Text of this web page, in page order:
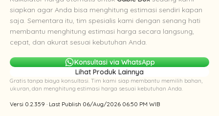
siapkan agar Anda bisa menghitung estimasi sendiri kapan
saja. Sementara itu, tim spesialis kami dengan senang hati
membantu menghitung estimasi harga secara langsung,
cepat, dan akurat sesuai kebutuhan Anda.
Konsultasi via WhatsApp
Lihat Produk Lainnya
Gratis tanpa biaya konsultasi. Tim kami siap membantu memilih bahan,
ukuran, dan menghitung estimasi harga sesuai kebutuhan Anda.
Versi 0.2.359 · Last Publish 06/Aug/2026 06:50 PM WIB